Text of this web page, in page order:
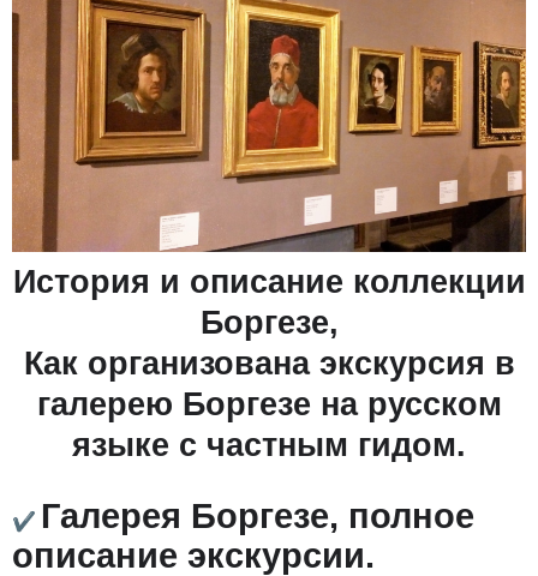
История и описание коллекции
Боргезе,
Как организована экскурсия в
галерею Боргезе на русском
языке с частным гидом.
✔ Галерея Боргезе, полное
описание экскурсии.